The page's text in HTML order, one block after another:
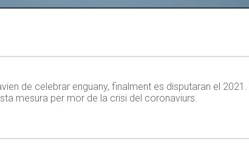
de celebrar enguany, finalment es disputaran el
mesura per mor de la crisi del coronaviurs.